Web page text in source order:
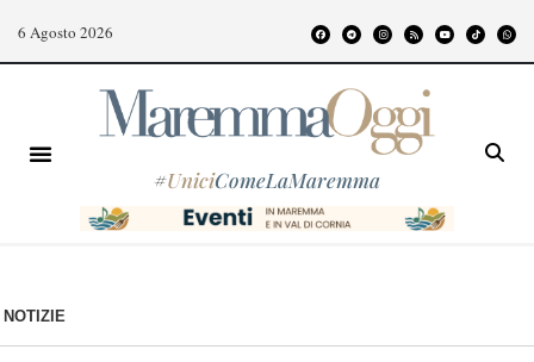
6 Agosto 2026
#UniciComeLaMaremma
NOTIZIE